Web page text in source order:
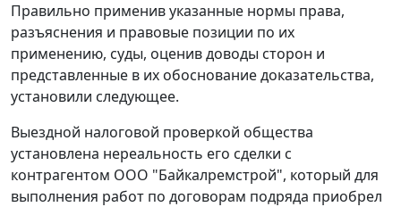
Правильно применив указанные нормы права,
разъяснения и правовые позиции по их
применению, суды, оценив доводы сторон и
представленные в их обоснование доказательства,
установили следующее.
Выездной налоговой проверкой общества
установлена нереальность его сделки с
контрагентом ООО "Байкалремстрой", который для
выполнения работ по договорам подряда приобрел